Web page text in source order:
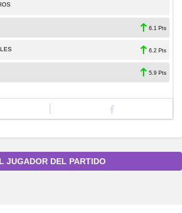
6.1 Pts
6.2 Pts
5.9 Pts
JUGADOR DEL PARTIDO